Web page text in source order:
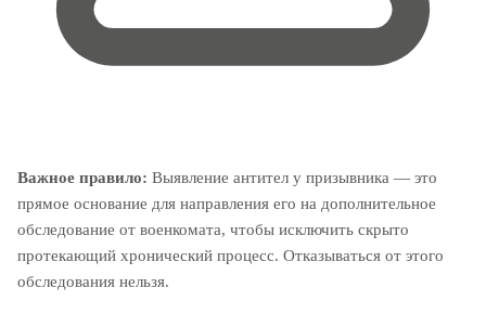
Важное правило: Выявление антител у призывника — это
прямое основание для направления его на дополнительное
обследование от военкомата, чтобы исключить скрыто
протекающий хронический процесс. Отказываться от этого
обследования нельзя.